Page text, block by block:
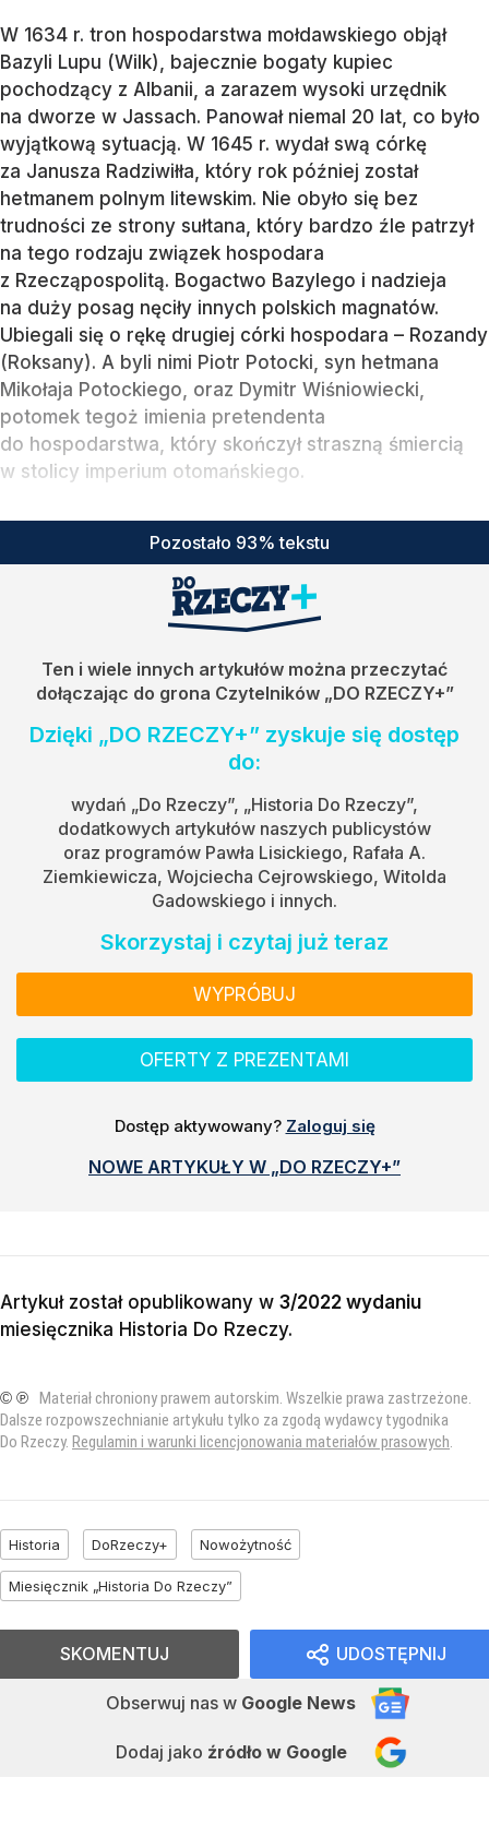
W 1634 r. tron hospodarstwa mołdawskiego objął
Bazyli Lupu (Wilk), bajecznie bogaty kupiec
pochodzący z Albanii, a zarazem wysoki urzędnik
na dworze w Jassach. Panował niemal 20 lat, co było
wyjątkową sytuacją. W 1645 r. wydał swą córkę
za Janusza Radziwiłła, który rok później został
hetmanem polnym litewskim. Nie obyło się bez
trudności ze strony sułtana, który bardzo źle patrzył
na tego rodzaju związek hospodara
z Rzecząpospolitą. Bogactwo Bazylego i nadzieja
na duży posag nęciły innych polskich magnatów.
Ubiegali się o rękę drugiej córki hospodara – Rozandy
(Roksany). A byli nimi Piotr Potocki, syn hetmana
Mikołaja Potockiego, oraz Dymitr Wiśniowiecki,
potomek tegoż imienia pretendenta
do hospodarstwa, który skończył straszną śmiercią
w stolicy imperium otomańskiego.
Pozostało 93% tekstu
Ten i wiele innych artykułów można przeczytać
dołączając do grona Czytelników „DO RZECZY+”
Dzięki „DO RZECZY+” zyskuje się dostęp
do:
wydań „Do Rzeczy”, „Historia Do Rzeczy”,
dodatkowych artykułów naszych publicystów
oraz programów Pawła Lisickiego, Rafała A.
Ziemkiewicza, Wojciecha Cejrowskiego, Witolda
Gadowskiego i innych.
Skorzystaj i czytaj już teraz
WYPRÓBUJ
OFERTY Z PREZENTAMI
Dostęp aktywowany? Zaloguj się
NOWE ARTYKUŁY W „DO RZECZY+”
Artykuł został opublikowany w 3/2022 wydaniu
miesięcznika Historia Do Rzeczy.
© ℗
Materiał chroniony prawem autorskim. Wszelkie prawa zastrzeżone.
Dalsze rozpowszechnianie artykułu tylko za zgodą wydawcy tygodnika
Do Rzeczy. Regulamin i warunki licencjonowania materiałów prasowych.
Historia DoRzeczy+ Nowożytność
Miesięcznik „Historia Do Rzeczy”
UDOSTĘPNIJ
Obserwuj nas w Google News
Dodaj jako źródło w Google
SKOMENTUJ